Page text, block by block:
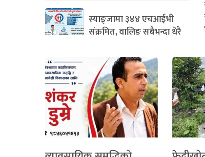
स्याङ्जामा ३४४ एचआईभी
संक्रमित, वालिङ सबैभन्दा धेरै